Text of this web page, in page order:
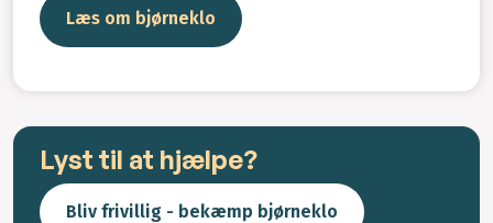
Læs om bjørneklo
Lyst til at hjælpe?
Bliv frivillig - bekæmp bjørneklo